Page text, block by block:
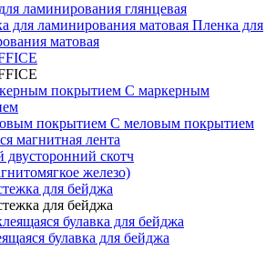
ламинирования глянцевая
Пленка для
матовая
С маркерным
С меловым покрытием
магнитная лента
скотч
железо)
для бейджа
для бейджа
булавка для бейджа